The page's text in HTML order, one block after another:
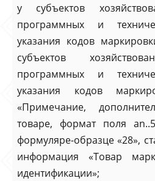
у субъектов
программных и
указания кодов
субъектов
программных и
указания кодов
«Примечание,
товаре, формат поля
формуляре-образце «28»,
информация «Товар
идентификации»;